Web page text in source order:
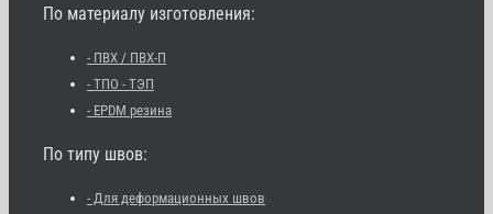
По материалу изготовления:
- ПВХ / ПВХ-П
- ТПО - ТЭП
- EPDM резина
По типу швов:
- Для деформационных швов